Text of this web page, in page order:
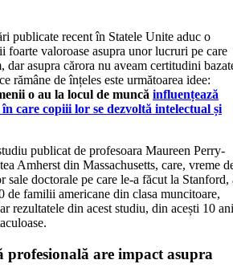
publicate recent în Statele Unite aduc o
foarte valoroase asupra unor lucruri pe care
dar asupra cărora nu aveam certitudini
rămâne de înțeles este următoarea idee:
o au la locul de muncă influențează
care copiii lor se dezvoltă intelectual și
publicat de profesoara Maureen Perry-
Amherst din Massachusetts, care, vreme
sale doctorale pe care le-a făcut la Stanford,
de familii americane din clasa muncitoare,
rezultatele din acest studiu, din acești 10 ani
profesională are impact asupra